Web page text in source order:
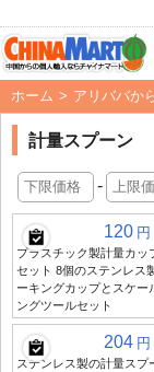
ホーム > アリババか
計量スプーン
-
120 円
プラスチック製計量カッ
セット 8個のステンレス
ーキングカップとスケー
ングツールセット
204 円
ステンレス製の計量スプ